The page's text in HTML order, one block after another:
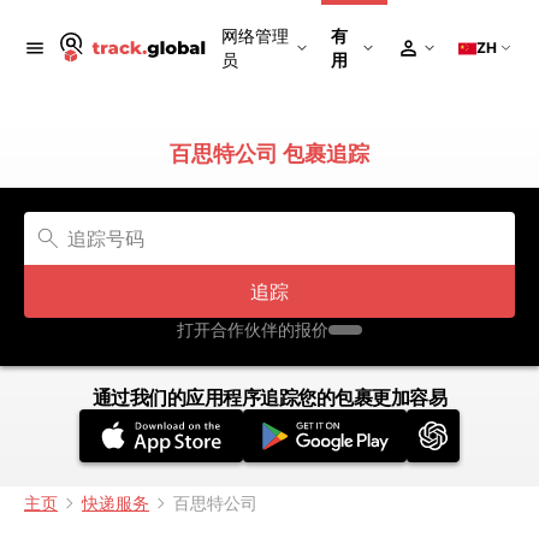
网络管理
员
有
用
ZH
百思特公司 包裹追踪
追踪
打开合作伙伴的报价
通过我们的应用程序追踪您的包裹更加容易
主页 快递服务 百思特公司